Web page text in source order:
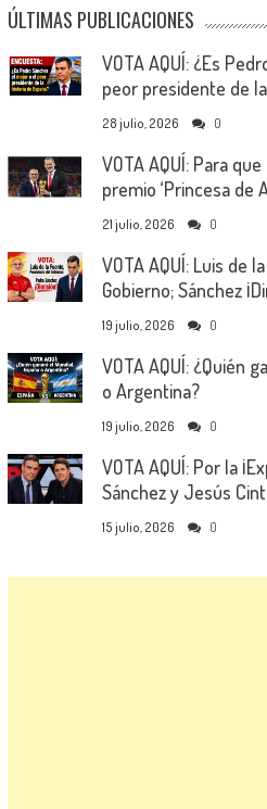
ÚLTIMAS PUBLICACIONES
VOTA AQUÍ: ¿Es
peor presidente de
28 julio, 2026 0
VOTA AQUÍ: Para
premio ‘Princesa de
21 julio, 2026 0
VOTA AQUÍ: Luis de
Gobierno; Sánchez
19 julio, 2026 0
VOTA AQUÍ: ¿Quién
o Argentina?
19 julio, 2026 0
VOTA AQUÍ: Por la
Sánchez y Jesús
15 julio, 2026 0